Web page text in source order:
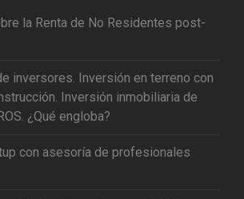
la Renta de No Residentes post-
inversores. Inversión en terreno con
Inversión inmobiliaria de
¿Qué engloba?
con asesoría de profesionales